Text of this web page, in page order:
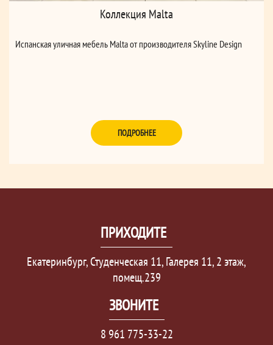
Коллекция Malta
Испанская уличная мебель Malta от производителя Skyline Design
ПОДРОБНЕЕ
ПРИХОДИТЕ
Екатеринбург, Студенческая 11, Галерея 11, 2 этаж,
помещ.239
ЗВОНИТЕ
8 961 775-33-22